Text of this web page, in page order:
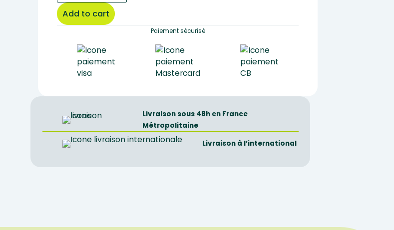
quantity
Add to cart
Paiement sécurisé
Livraison sous 48h en France
Métropolitaine
Livraison à l’international